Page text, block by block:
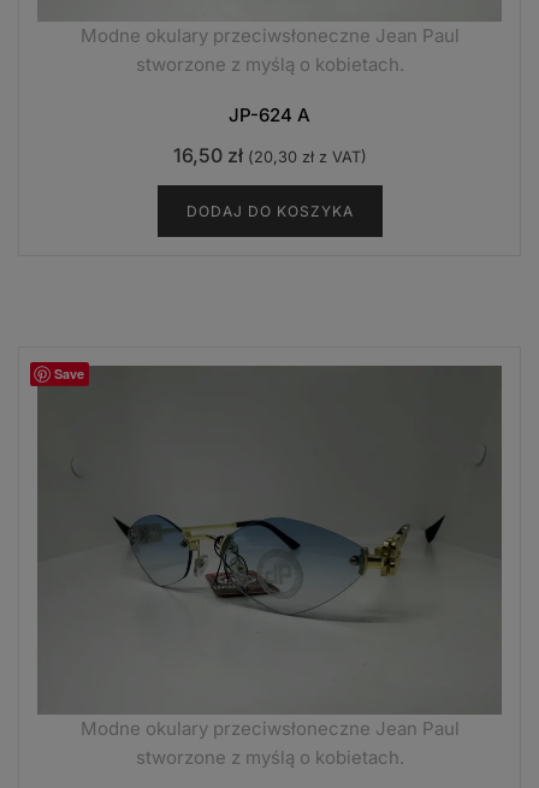
Modne okulary przeciwsłoneczne Jean Paul
stworzone z myślą o kobietach.
JP-624 A
16,50 zł (20,30 złz VAT)
DODAJ DO KOSZYKA
Save
Modne okulary przeciwsłoneczne Jean Paul
stworzone z myślą o kobietach.